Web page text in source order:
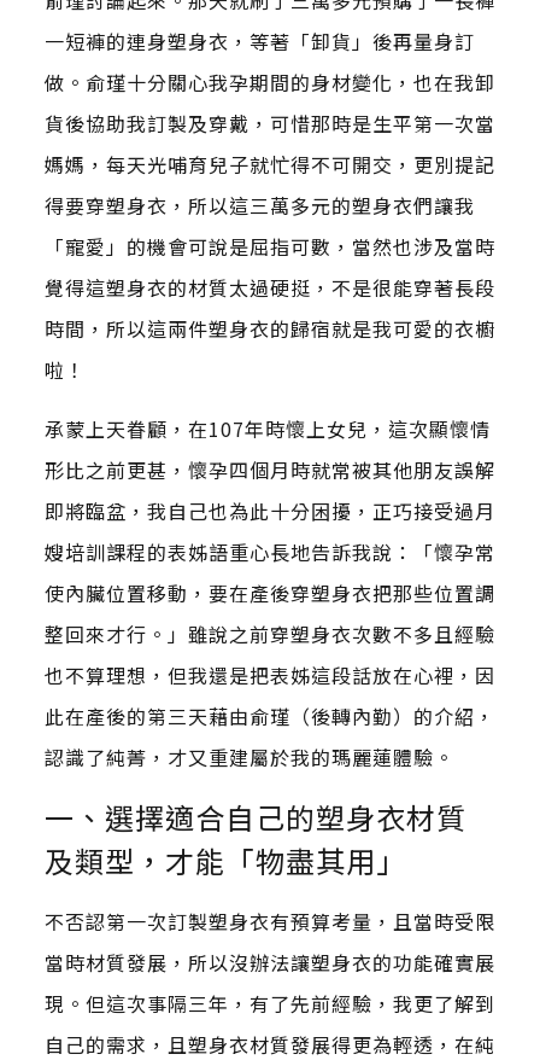
一短褲的連身塑身衣，等著「卸貨」後再量身訂
做。俞瑾十分關心我孕期間的身材變化，也在我卸
貨後協助我訂製及穿戴，可惜那時是生平第一次當
媽媽，每天光哺育兒子就忙得不可開交，更別提記
得要穿塑身衣，所以這三萬多元的塑身衣們讓我
「寵愛」的機會可說是屈指可數，當然也涉及當時
覺得這塑身衣的材質太過硬挺，不是很能穿著長段
時間，所以這兩件塑身衣的歸宿就是我可愛的衣櫥
啦！
承蒙上天眷顧，在107年時懷上女兒，這次顯懷情
形比之前更甚，懷孕四個月時就常被其他朋友誤解
即將臨盆，我自己也為此十分困擾，正巧接受過月
嫂培訓課程的表姊語重心長地告訴我說：「懷孕常
使內臟位置移動，要在產後穿塑身衣把那些位置調
整回來才行。」雖說之前穿塑身衣次數不多且經驗
也不算理想，但我還是把表姊這段話放在心裡，因
此在產後的第三天藉由俞瑾（後轉內勤）的介紹，
認識了純菁，才又重建屬於我的瑪麗蓮體驗。
一、選擇適合自己的塑身衣材質
及類型，才能「物盡其用」
不否認第一次訂製塑身衣有預算考量，且當時受限
當時材質發展，所以沒辦法讓塑身衣的功能確實展
現。但這次事隔三年，有了先前經驗，我更了解到
自己的需求，且塑身衣材質發展得更為輕透，在純